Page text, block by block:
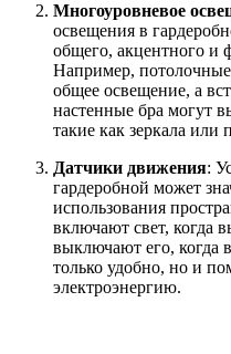
Многоуровневое
освещения в
общего, акцентного и
Например,
общее освещение, а
настенные бра могут
такие как зеркала или
Датчики движения:
гардеробной может
использования
включают свет, когда
выключают его, когда
только удобно, но и
электроэнергию.